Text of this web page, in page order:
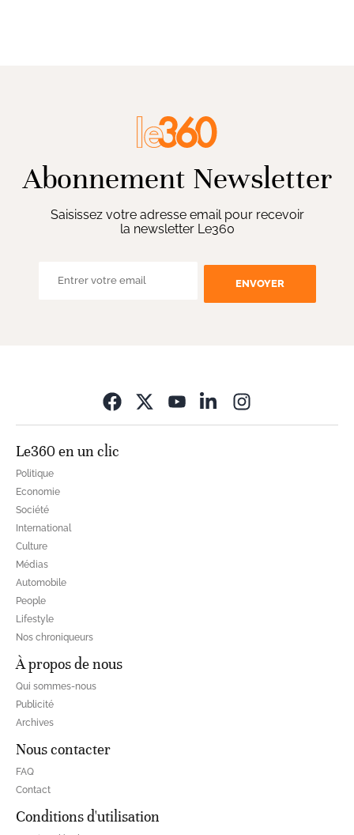
Abonnement Newsletter
Saisissez votre adresse email pour recevoir
la newsletter Le360
ENVOYER
Le360 en un clic
Politique
Economie
Société
International
Culture
Médias
Automobile
People
Lifestyle
Nos chroniqueurs
À propos de nous
Qui sommes-nous
Publicité
Archives
Nous contacter
FAQ
Contact
Conditions d'utilisation